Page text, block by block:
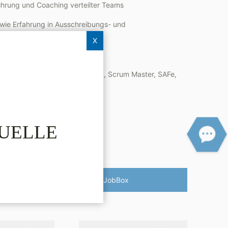
X
und Coaching verteilter Teams
Erfahrung in Ausschreibungs- und
Coaching, LessPractitioning, Scrum Master, SAFe,
Vesterling­JobBox